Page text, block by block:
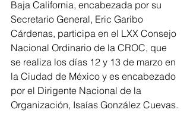
Baja California, encabezada por su
Secretario General, Eric Garibo
Cárdenas, participa en el LXX Consejo
Nacional Ordinario de la CROC, que
se realiza los días 12 y 13 de marzo en
la Ciudad de México y es encabezado
por el Dirigente Nacional de la
Organización, Isaías González Cuevas.